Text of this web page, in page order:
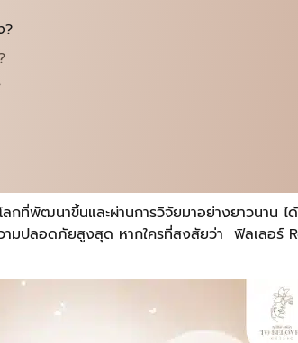
?
ลกที่พัฒนาขึ้นและผ่านการวิจัยมาอย่างยาวนา
ามปลอดภัยสูงสุด หากใครที่สงสัยว่า ฟิลเลอร์